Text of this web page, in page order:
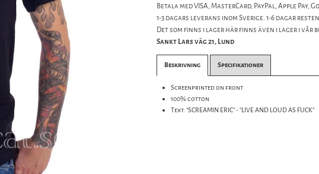
Betala med VISA, MasterCard, PayPal, Apple
1-3 dagars leverans inom Sverige. 1-6 dagar
Det som finns i lager här finns även i lager i vår
Sankt Lars väg 21, Lund
Beskrivning Specifikationer
Screenprinted on front
100% cotton
Text: "SCREAMIN ERIC" - "LIVE AND LOUD AS FUCK"